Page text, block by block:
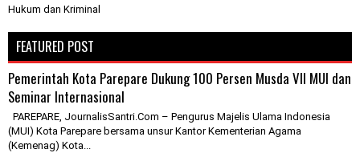
Hukum dan Kriminal
FEATURED POST
Pemerintah Kota Parepare Dukung 100 Persen Musda VII MUI dan
Seminar Internasional
PAREPARE, JournalisSantri.Com – Pengurus Majelis Ulama Indonesia
(MUI) Kota Parepare bersama unsur Kantor Kementerian Agama
(Kemenag) Kota...